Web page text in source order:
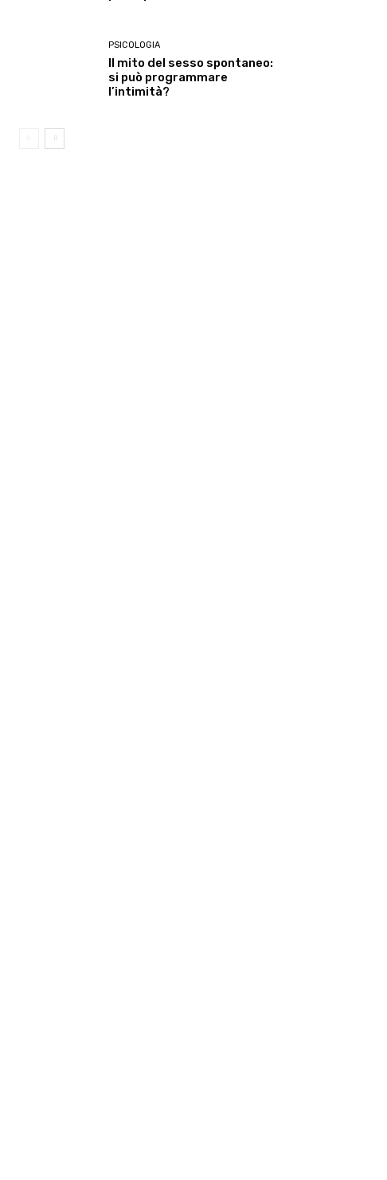
PSICOLOGIA
Il mito del sesso spontaneo:
si può programmare
l’intimità?